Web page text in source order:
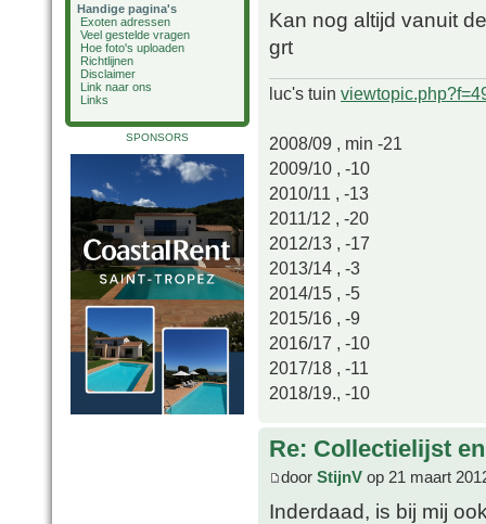
Handige pagina's
Exoten adressen
Veel gestelde vragen
Hoe foto's uploaden
Richtlijnen
Disclaimer
Link naar ons
Links
SPONSORS
Kan nog altijd vanuit
grt
luc's tuin
2008/09 , min -21
2009/10 , -10
2010/11 , -13
2011/12 , -20
2012/13 , -17
2013/14 , -3
2014/15 , -5
2015/16 , -9
2016/17 , -10
2017/18 , -11
2018/19., -10
Re: Collectielijst
door StijnV op 21 maart
Inderdaad, is bij mij